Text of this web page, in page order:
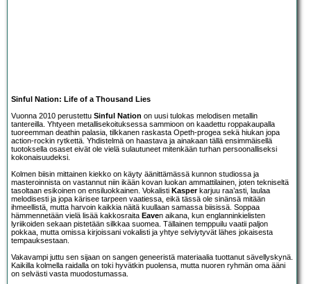
Sinful Nation: Life of a Thousand Lies
Vuonna 2010 perustettu Sinful Nation on uusi tulokas melodisen metallin
tantereilla. Yhtyeen metallisekoituksessa sammioon on kaadettu roppakaupalla
tuoreemman deathin palasia, tilkkanen raskasta Opeth-progea sekä hiukan jopa
action-rockin rytkettä. Yhdistelmä on haastava ja ainakaan tällä ensimmäisellä
tuotoksella osaset eivät ole vielä sulautuneet mitenkään turhan persoonalliseksi
kokonaisuudeksi.
Kolmen biisin mittainen kiekko on käyty äänittämässä kunnon studiossa ja
masteroinnista on vastannut niin ikään kovan luokan ammattilainen, joten tekniseltä
tasoltaan esikoinen on ensiluokkainen. Vokalisti Kasperkarjuu raa’asti, laulaa
melodisesti ja jopa kärisee tarpeen vaatiessa, eikä tässä ole sinänsä mitään
ihmeellistä, mutta harvoin kaikkia näitä kuullaan samassa biisissä. Soppaa
hämmennetään vielä lisää kakkosraita Eaven aikana, kun englanninkielisten
lyriikoiden sekaan pistetään silkkaa suomea. Tällainen temppuilu vaatii paljon
pokkaa, mutta omissa kirjoissani vokalisti ja yhtye selviytyvät lähes jokaisesta
tempauksestaan.
Vakavampi juttu sen sijaan on sangen geneeristä materiaalia tuottanut sävellyskynä.
Kaikilla kolmella raidalla on toki hyvätkin puolensa, mutta nuoren ryhmän oma ääni
on selvästi vasta muodostumassa.